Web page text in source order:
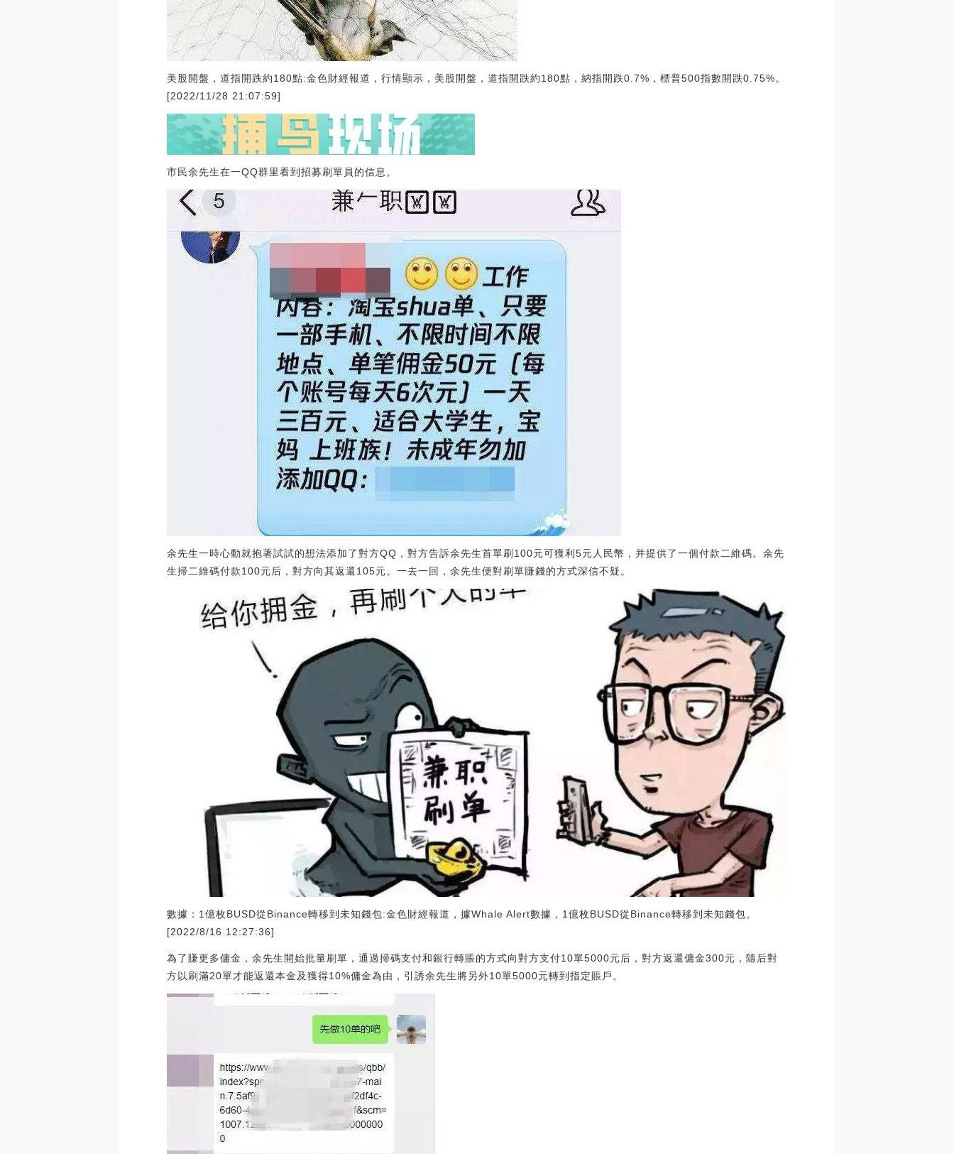
美股開盤，道指開跌約180點:金色財經報道，行情顯示，美股開盤，道指開跌約180點，納指開跌0.7%，標普500指數開跌0.75%。
[2022/11/28 21:07:59]
市民余先生在一QQ群里看到招募刷單員的信息。
余先生一時心動就抱著試試的想法添加了對方QQ，對方告訴余先生首單刷100元可獲利5元人民幣，并提供了一個付款二維碼。余先
生掃二維碼付款100元后，對方向其返還105元。一去一回，余先生便對刷單賺錢的方式深信不疑。
數據：1億枚BUSD從Binance轉移到未知錢包:金色財經報道，據Whale Alert數據，1億枚BUSD從Binance轉移到未知錢包。
[2022/8/16 12:27:36]
為了賺更多傭金，余先生開始批量刷單，通過掃碼支付和銀行轉賬的方式向對方支付10單5000元后，對方返還傭金300元，隨后對
方以刷滿20單才能返還本金及獲得10%傭金為由，引誘余先生將另外10單5000元轉到指定賬戶。